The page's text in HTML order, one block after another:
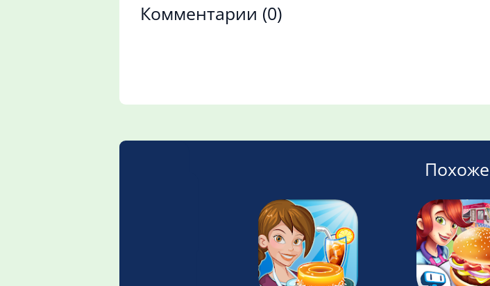
Комментарии (0)